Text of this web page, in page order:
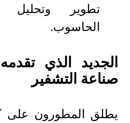
تطوير وتحليل
الحاسوب.
الجديد الذي
صناعة التشفير
يطلق المطورون على